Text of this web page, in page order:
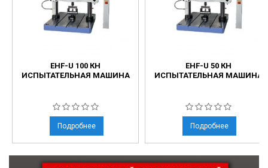
EHF-U 100 КН
ИСПЫТАТЕЛЬНАЯ МАШИНА
Подробнее
EHF-U 50 КН
ИСПЫТАТЕЛЬНАЯ МАШИНА
Подробнее